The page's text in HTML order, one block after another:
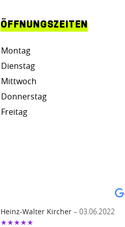
ÖFFNUNGSZEITEN
Montag
Dienstag
Mittwoch
Donnerstag
Freitag
Heinz-Walter Kircher – 03.06.2022
★★★★★